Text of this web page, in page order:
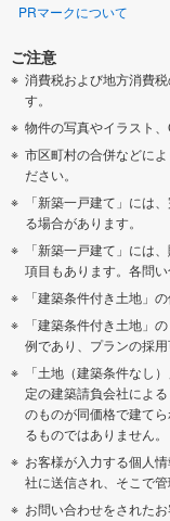
PRマークについて
ご注意
消費税および地方消費
す。
物件の写真やイラスト
市区町村の合併などに
ださい。
「新築一戸建て」には
る場合があります。
「新築一戸建て」には
項目もあります。各問い
「建築条件付き土地」
「建築条件付き土地」
例であり、プランの採用
「土地（建築条件なし
定の建築請負会社によ
のものが同価格で建て
るものではありません。
お客様が入力する個人
社に送信され、そこで管
お問い合わせをされた